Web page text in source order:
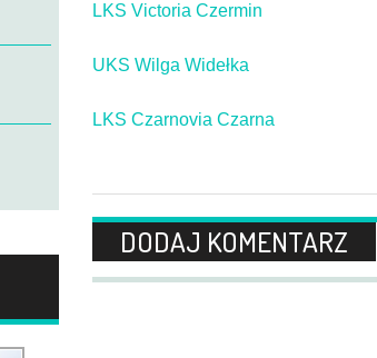
LKS Victoria Czermin
UKS Wilga Widełka
LKS Czarnovia Czarna
DODAJ KOMENTARZ